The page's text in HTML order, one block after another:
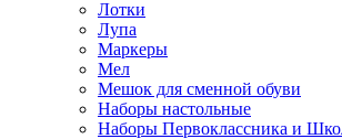
Лотки
Лупа
Маркеры
Мел
Мешок для сменной обуви
Наборы настольные
Наборы Первоклассника и